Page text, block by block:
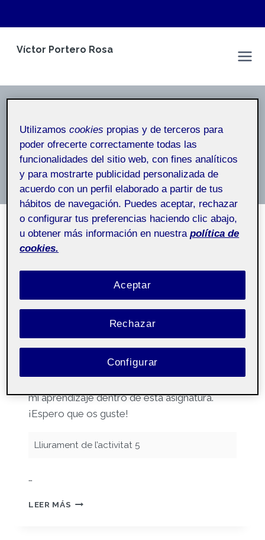
Víctor Portero Rosa
Inicio / Lliurament de l'activitat 5
Lliurament de l’activitat 5
SIN CATEGORÍA
Autoavaluació i tancament
Víctor Portero Rosa 20 junio, 2025
Educació artística –
Pública
mi aprendizaje dentro de esta asignatura.
¡Espero que os guste!
Lliurament de l’activitat 5
…
LEER MÁS AUTOAVALUACIÓ
Utilizamoscookies propias y de terceros para
poder ofrecerte correctamente todas las
funcionalidades del sitio web, con fines analíticos
y para mostrarte publicidad personalizada de
acuerdo con un perfil elaborado a partir de tus
hábitos de navegación. Puedes aceptar, rechazar
o configurar tus preferencias haciendo clic abajo,
u obtener más información en nuestra política de
cookies.
Rechazar
Aceptar
Configurar